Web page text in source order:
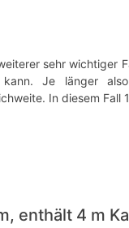
sehr wichtiger
kann. Je länger
In diesem Fall
enthält 4 m